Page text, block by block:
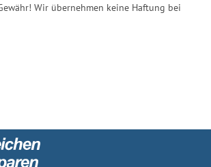
Wir übernehmen keine Haftung bei